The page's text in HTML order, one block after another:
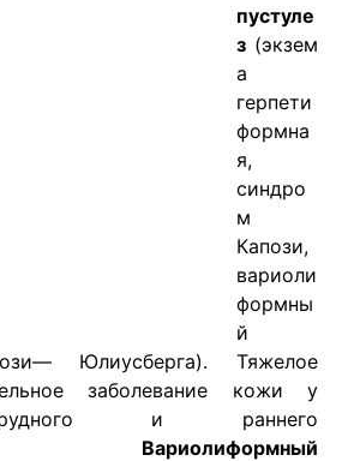
пустуле
з (экзем
а
герпети
формна
я,
синдро
м
Капози,
вариоли
формны
й
Юлиусберга). Тяжелое
заболевание кожи у
и раннего
Вариолиформный